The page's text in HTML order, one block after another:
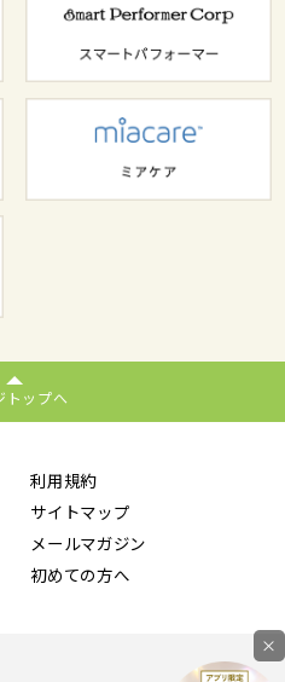
トップへ
利用規約
サイトマップ
メールマガジン
初めての方へ
×